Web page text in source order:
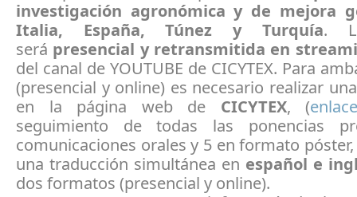
investigación agronómica y de mejora
Italia, España, Túnez y Turquía.
será presencial y retransmitida en
del canal de YOUTUBE de CICYTEX. Para
(presencial y online) es necesario realizar
en la página web de CICYTEX, (
seguimiento de todas las ponencias
comunicaciones orales y 5 en formato
una traducción simultánea en español e
dos formatos (presencial y online).